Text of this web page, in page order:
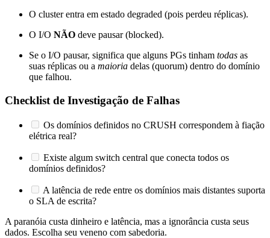
O cluster entra em estado degraded (pois perdeu réplicas).
O I/O NÃO deve pausar (blocked).
Se o I/O pausar, significa que alguns PGs tinham todas as
suas réplicas ou a maioria delas (quorum) dentro do domínio
que falhou.
Checklist de Investigação de Falhas
Os domínios definidos no CRUSH correspondem à fiação
elétrica real?
Existe algum switch central que conecta todos os
domínios definidos?
A latência de rede entre os domínios mais distantes suporta
o SLA de escrita?
A paranóia custa dinheiro e latência, mas a ignorância custa seus
dados. Escolha seu veneno com sabedoria.